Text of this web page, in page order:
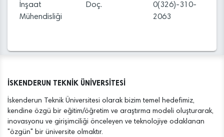
İnşaat
Mühendisliği
Doç.
0(326)-310-
2063
İSKENDERUN TEKNİK ÜNİVERSİTESİ
İskenderun Teknik Üniversitesi olarak bizim temel hedefimiz,
kendine özgü bir eğitim/öğretim ve araştırma modeli oluşturarak,
inovasyonu ve girişimciliği önceleyen ve teknolojiye odaklanan
"özgün" bir üniversite olmaktır.